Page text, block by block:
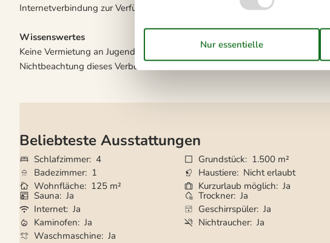
Internetverbindung zur Verfügung.
Wissenswertes
Keine Vermietung an Jugendgruppen, in denen alle 15-25 Jahre sind.
Nichtbeachtung dieses Verbots wird eine Gebühr von mindestens EUR 420,-
Beliebteste Ausstattungen
Schlafzimmer 4
Badezimmer 1
Wohnfläche 125 m²
Grundstück
1.500 m²
Haustiere Nicht erlaubt
Kurzurlaub möglich
Ja
Sauna Ja
Internet Ja
Kaminofen Ja
Waschmaschine Ja
Trockner Ja
Geschirrspüler Ja
Nichtraucher Ja